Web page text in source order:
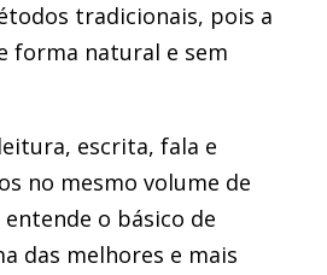
tradicionais, pois a
forma natural e sem
escrita, fala e
no mesmo volume de
entende o básico de
das melhores e mais